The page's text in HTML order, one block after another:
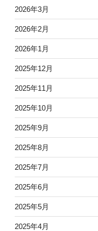
2026年3月
2026年2月
2026年1月
2025年12月
2025年11月
2025年10月
2025年9月
2025年8月
2025年7月
2025年6月
2025年5月
2025年4月